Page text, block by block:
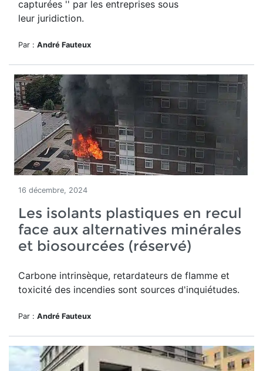
capturées '' par les entreprises sous
leur juridiction.
Par : André Fauteux
16 décembre, 2024
Les isolants plastiques en recul
face aux alternatives minérales
et biosourcées (réservé)
Carbone intrinsèque, retardateurs de flamme et
toxicité des incendies sont sources d'inquiétudes.
Par : André Fauteux